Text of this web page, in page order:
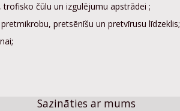
čūlu un izgulējumu apstrādei ;
pretsēnīšu un pretvīrusu līdzeklis;
Sazināties ar mums